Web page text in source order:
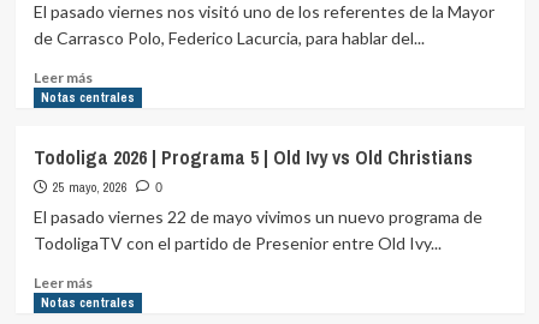
El pasado viernes nos visitó uno de los referentes de la Mayor
de Carrasco Polo, Federico Lacurcia, para hablar del...
Leer másLeer
más
2026
|
Programa
Entrevista
a
Notas centrales
Todoliga 2026 | Programa 5 | Old Ivy vs Old Christians
25 mayo, 2026 0
El pasado viernes 22 de mayo vivimos un nuevo programa de
TodoligaTV con el partido de Presenior entre Old Ivy...
Leer másLeer
más
Notas centrales